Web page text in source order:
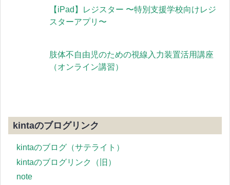
【iPad】レジスター 〜特別支援学校向けレジ
スターアプリ〜
肢体不自由児のための視線入力装置活用講座
（オンライン講習）
kintaのブログリンク
kintaのブログ（サテライト）
kintaのブログリンク（旧）
note